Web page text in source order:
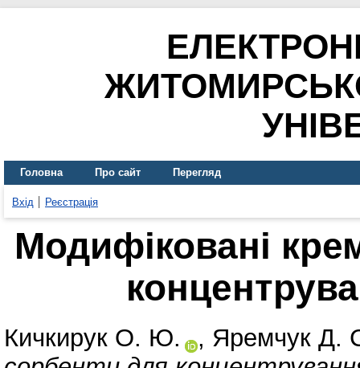
Головна Про сайт Перегляд
Вхід Реєстрація
Модифіковані
Кичкирук О. Ю. , Яремчук Д.